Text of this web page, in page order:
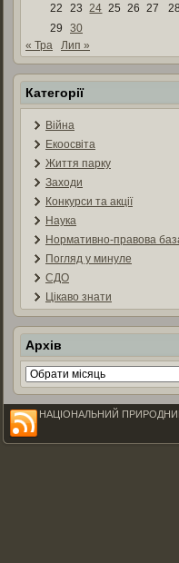
22
23 24 25 26 27
28
29
30
« Тра
Лип »
Категорії
Війна
Екоосвіта
Життя парку
Заходи
Конкурси та акції
Наука
Нормативно-правова
Погляд у минуле
СДО
Цікаво знати
Архів
Архів
НАЦІОНАЛЬНИЙ ПРИРОДНИЙ